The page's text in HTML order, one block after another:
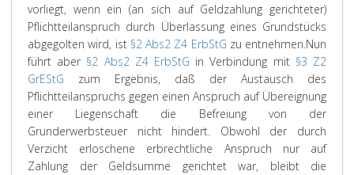
vorliegt, wenn ein (an sich auf Geldzahlung gerichteter)
Pflichtteilanspruch durch Überlassung eines Grundstücks
abgegolten wird, ist §2 Abs2 Z4 ErbStG zu entnehmen.Nun
führt aber §2 Abs2 Z4 ErbStG in Verbindung mit §3 Z2
GrEStG zum Ergebnis, daß der Austausch des
Pflichtteilanspruchs gegen einen Anspruch auf Übereignung
einer Liegenschaft die Befreiung von der
Grunderwerbsteuer nicht hindert. Obwohl der durch
Verzicht erloschene erbrechtliche Anspruch nur auf
Zahlung der Geldsumme gerichtet war, bleibt die